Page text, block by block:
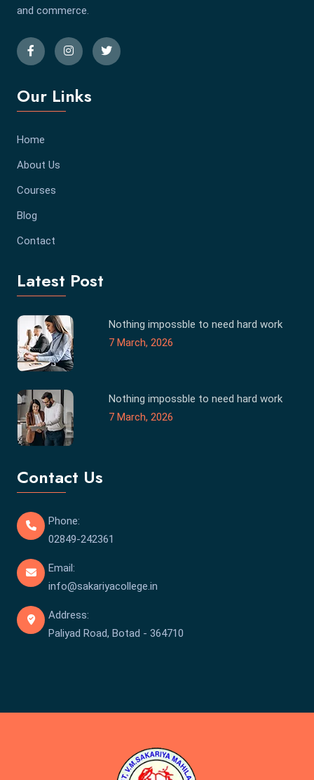
and commerce.
Our Links
Home
About Us
Courses
Blog
Contact
Latest Post
Nothing impossble to need hard work
7 March, 2026
Nothing impossble to need hard work
7 March, 2026
Contact Us
Phone:
02849-242361
Email:
info@sakariyacollege.in
Address:
Paliyad Road, Botad - 364710